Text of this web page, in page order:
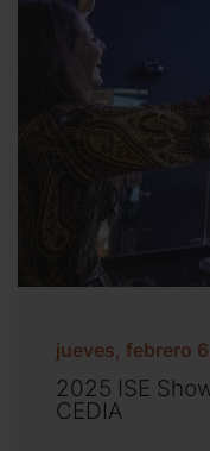
jueves, febrero
2025 ISE
CEDIA